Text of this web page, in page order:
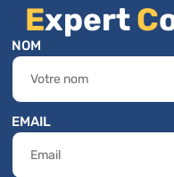
ExpertC
NOM
EMAIL